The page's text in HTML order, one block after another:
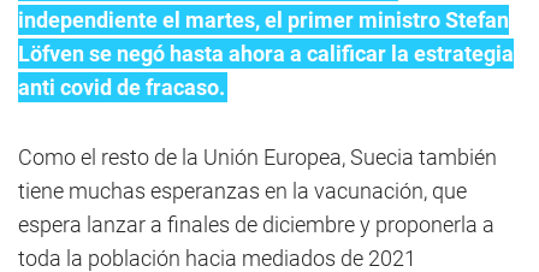
independiente el martes, el primer ministro Stefan
Löfven se negó hasta ahora a calificar la estrategia
anti covid de fracaso.
Como el resto de la Unión Europea, Suecia también
tiene muchas esperanzas en la vacunación, que
espera lanzar a finales de diciembre y proponerla a
toda la población hacia mediados de 2021